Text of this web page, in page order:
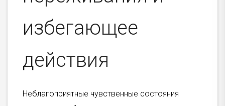
избегающее
действия
Неблагоприятные чувственные состояния